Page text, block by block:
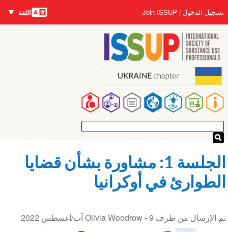
إلى
المحتوى
الرئيسي
Main
navigation
User
account
menu
تسجيل الدخول Join ISSUP اللغات
اللغة
الجلسة 1: مشاورة بشأن قضايا
الطوارئ في أوكرانيا
تم الإرسال من طرف Olivia Woodrow - 9 آب/أغسطس 2022